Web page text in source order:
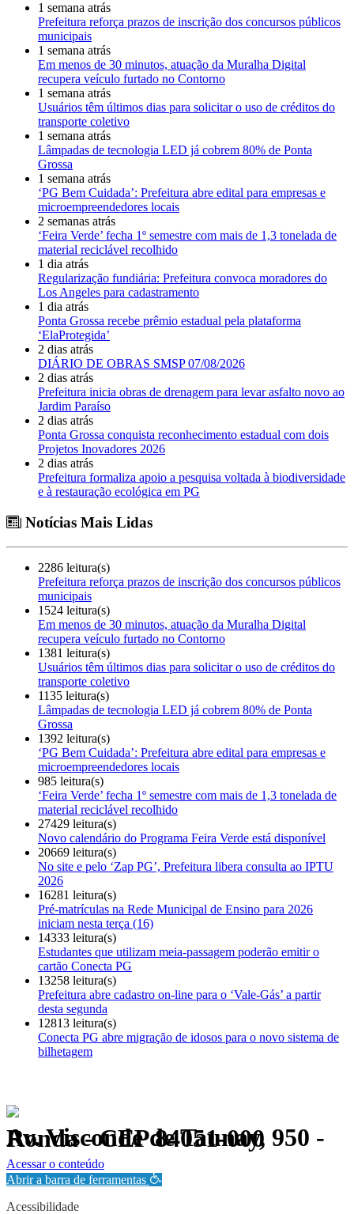
1 semana atrás
Prefeitura reforça prazos de inscrição dos concursos públicos
municipais
1 semana atrás
Em menos de 30 minutos, atuação da Muralha Digital
recupera veículo furtado no Contorno
1 semana atrás
Usuários têm últimos dias para solicitar o uso de créditos do
transporte coletivo
1 semana atrás
Lâmpadas de tecnologia LED já cobrem 80% de Ponta
Grossa
1 semana atrás
‘PG Bem Cuidada’: Prefeitura abre edital para empresas e
microempreendedores locais
2 semanas atrás
‘Feira Verde’ fecha 1º semestre com mais de 1,3 tonelada de
material reciclável recolhido
1 dia atrás
Regularização fundiária: Prefeitura convoca moradores do
Los Angeles para cadastramento
1 dia atrás
Ponta Grossa recebe prêmio estadual pela plataforma
‘ElaProtegida’
2 dias atrás
DIÁRIO DE OBRAS SMSP 07/08/2026
2 dias atrás
Prefeitura inicia obras de drenagem para levar asfalto novo ao
Jardim Paraíso
2 dias atrás
Ponta Grossa conquista reconhecimento estadual com dois
Projetos Inovadores 2026
2 dias atrás
Prefeitura formaliza apoio a pesquisa voltada à biodiversidade
e à restauração ecológica em PG
Notícias Mais Lidas
2286 leitura(s)
Prefeitura reforça prazos de inscrição dos concursos públicos
municipais
1524 leitura(s)
Em menos de 30 minutos, atuação da Muralha Digital
recupera veículo furtado no Contorno
1381 leitura(s)
Usuários têm últimos dias para solicitar o uso de créditos do
transporte coletivo
1135 leitura(s)
Lâmpadas de tecnologia LED já cobrem 80% de Ponta
Grossa
1392 leitura(s)
‘PG Bem Cuidada’: Prefeitura abre edital para empresas e
microempreendedores locais
985 leitura(s)
‘Feira Verde’ fecha 1º semestre com mais de 1,3 tonelada de
material reciclável recolhido
27429 leitura(s)
Novo calendário do Programa Feira Verde está disponível
20669 leitura(s)
No site e pelo ‘Zap PG’, Prefeitura libera consulta ao IPTU
2026
16281 leitura(s)
Pré-matrículas na Rede Municipal de Ensino para 2026
iniciam nesta terça (16)
14333 leitura(s)
Estudantes que utilizam meia-passagem poderão emitir o
cartão Conecta PG
13258 leitura(s)
Prefeitura abre cadastro on-line para o ‘Vale-Gás’ a partir
desta segunda
12813 leitura(s)
Conecta PG abre migração de idosos para o novo sistema de
bilhetagem
Av. Visconde de Taunay, 950 - Ronda - CEP 84051-000
Política de Privacidade.
Acessar o conteúdo
Abrir a barra de ferramentas
Acessibilidade